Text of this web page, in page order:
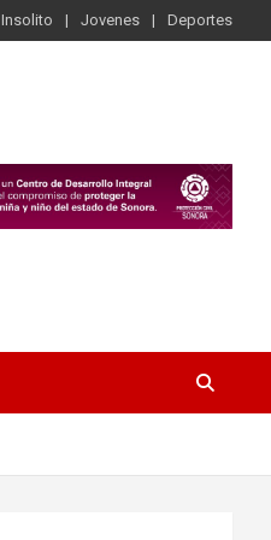
Insolito Jovenes Deportes